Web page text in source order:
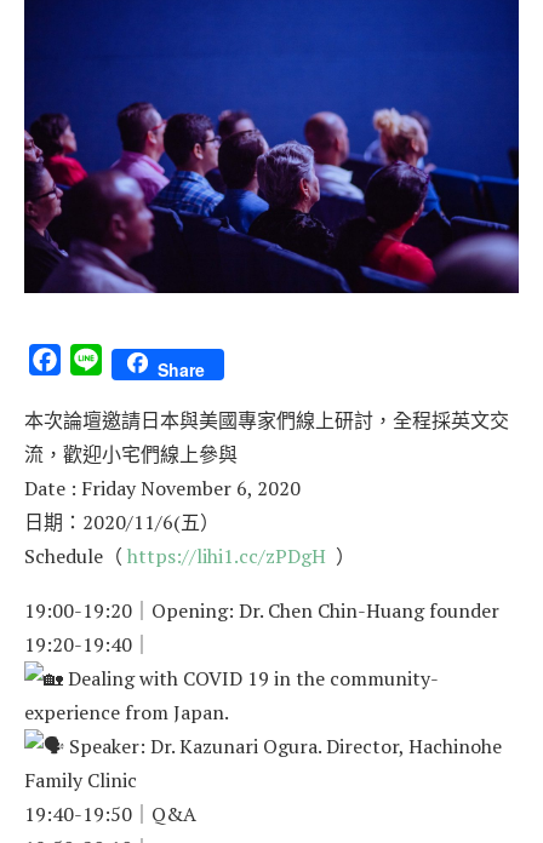
Facebook
Line Share
本次論壇邀請日本與美國專家們線上研討，全程採英文交
流，歡迎小宅們線上參與
Date : Friday November 6, 2020
日期：2020/11/6(五）
Schedule（ https://lihi1.cc/zPDgH ）
19:00-19:20｜Opening: Dr. Chen Chin-Huang founder
19:20-19:40｜
Dealing with COVID 19 in the community-
experience from Japan.
Speaker: Dr. Kazunari Ogura. Director, Hachinohe
Family Clinic
19:40-19:50｜Q&A